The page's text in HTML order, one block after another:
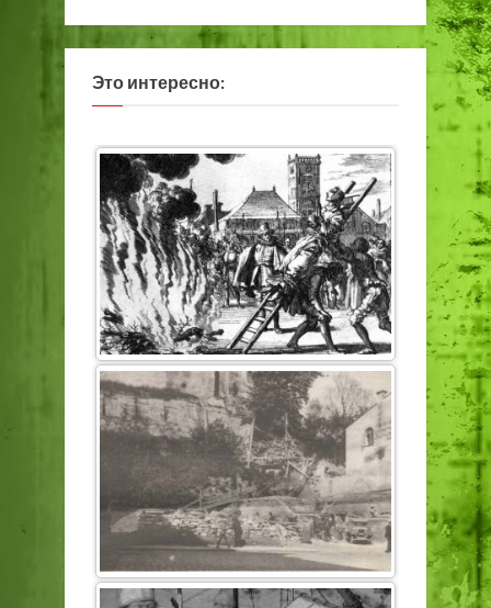
Это интересно: